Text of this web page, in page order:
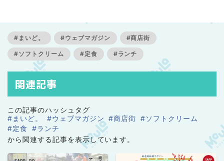
#まいど。 #ウェブマガジン #商店街
#ソフトクリーム #定食 #ランチ
関連記事
この記事のハッシュタグ
#まいど。
#ウェブマガジン #商店街
#ソフトクリーム
#定食
#ランチ
から関連する記事を表示しています。